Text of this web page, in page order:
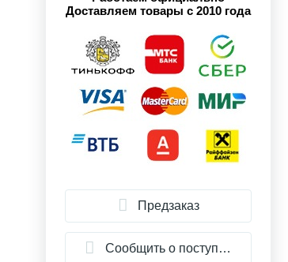
Доставляем товары с 2010 года
Предзаказ
Сообщить о поступлении